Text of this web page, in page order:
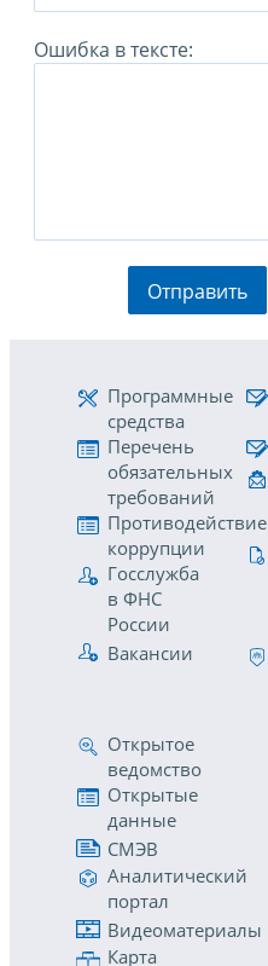
Ошибка в тексте:
Отправить
Программные
средства
Перечень
обязательных
требований
Противодействие
коррупции
Госслужба
в ФНС
России
Вакансии
Открытое
ведомство
Открытые
данные
СМЭВ
Аналитический
портал
Видеоматериалы
Карта